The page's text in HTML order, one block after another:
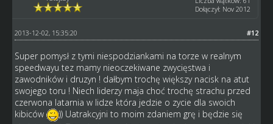
Dołączył: Nov 2012
#12
2013-12-02, 15:35:20
Super pomysł z tymi niespodziankami na torze w realnym
speedwayu tez mamy nieoczekiwane zwycięstwa i
zawodników i druzyn ! dałbym trochę większy nacisk na atut
swojego toru ! Niech liderzy maja choć trochę strachu przed
czerwona latarnia w lidze która jedzie o zycie dla swoich
kibiców
)) Uatrakcyjni to moim zdaniem grę i będzie się